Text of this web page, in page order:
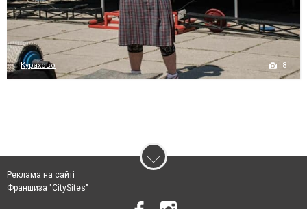
Курахово 8
Реклама на сайті
Франшиза "CitySites"